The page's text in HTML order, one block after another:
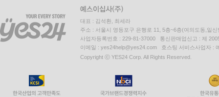
대표 : 김석환, 최세라
주소 : 서울시 영등포구 은행로 11, 5층~6층(여의도동,일신
사업자등록번호 : 229-81-37000 통신판매업신고 : 제
이메일 : yes24help@yes24.com 호스팅 서비스사업자 :
Copyright ⓒ YES24 Corp. All Rights Reserved.